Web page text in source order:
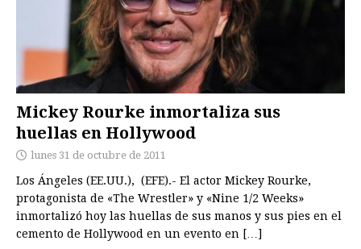
Mickey Rourke inmortaliza sus
huellas en Hollywood
lunes 31 de octubre de 2011
Los Ángeles (EE.UU.), (EFE).- El actor Mickey Rourke,
protagonista de «The Wrestler» y «Nine 1/2 Weeks»
inmortalizó hoy las huellas de sus manos y sus pies en el
cemento de Hollywood en un evento en […]